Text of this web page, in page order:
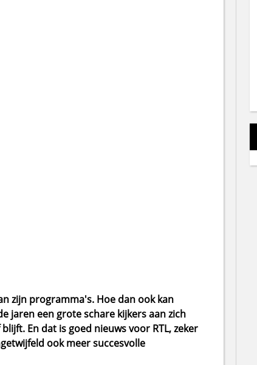
zijn programma's. Hoe dan ook kan
jaren een grote schare kijkers aan zich
En dat is goed nieuws voor RTL, zeker
ook meer succesvolle